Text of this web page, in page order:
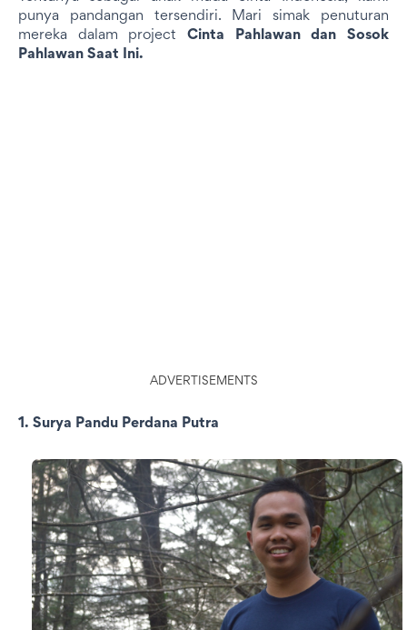
punya pandangan tersendiri. Mari simak penuturan
mereka dalam project Cinta Pahlawan dan Sosok
Pahlawan Saat Ini.
ADVERTISEMENTS
1. Surya Pandu Perdana Putra